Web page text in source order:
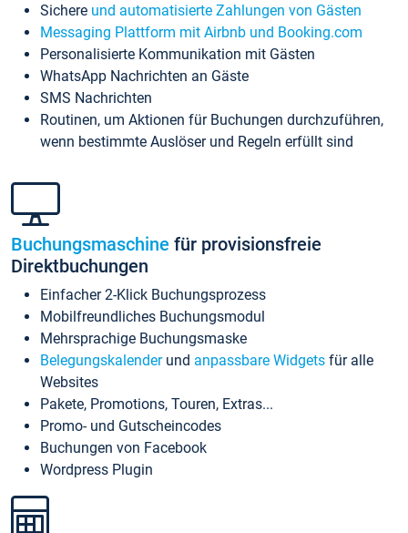
Sichere und automatisierte Zahlungen von Gästen
Messaging Plattform mit Airbnb und Booking.com
Personalisierte Kommunikation mit Gästen
WhatsApp Nachrichten an Gäste
SMS Nachrichten
Routinen, um Aktionen für Buchungen durchzuführen,
wenn bestimmte Auslöser und Regeln erfüllt sind
Buchungsmaschine für provisionsfreie
Direktbuchungen
Einfacher 2-Klick Buchungsprozess
Mobilfreundliches Buchungsmodul
Mehrsprachige Buchungsmaske
Belegungskalenderund anpassbare Widgets für alle
Websites
Pakete, Promotions, Touren, Extras...
Promo- und Gutscheincodes
Buchungen von Facebook
Wordpress Plugin